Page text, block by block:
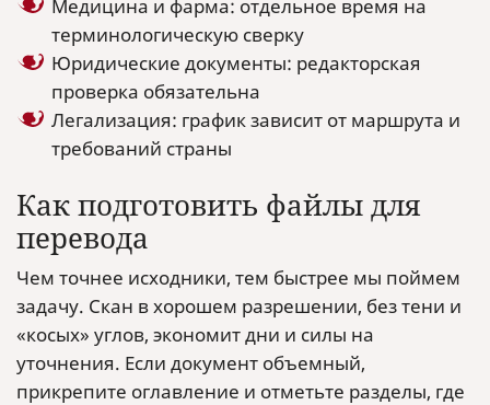
Медицина и фарма: отдельное время на
терминологическую сверку
Юридические документы: редакторская
проверка обязательна
Легализация: график зависит от маршрута и
требований страны
Как подготовить файлы для
перевода
Чем точнее исходники, тем быстрее мы поймем
задачу. Скан в хорошем разрешении, без тени и
«косых» углов, экономит дни и силы на
уточнения. Если документ объемный,
прикрепите оглавление и отметьте разделы, где